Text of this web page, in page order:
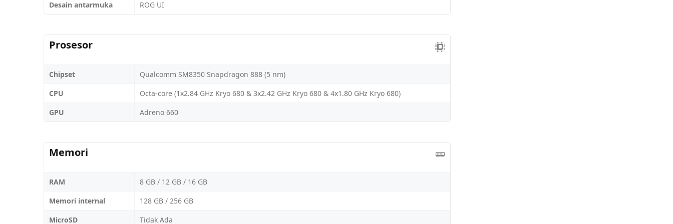
Desain antarmuka ROG UI
Prosesor
Chipset
Qualcomm SM8350 Snapdragon 888 (5 nm)
CPU
Octa-core (1x2.84 GHz Kryo 680 & 3x2.42 GHz Kryo 680 & 4x1.80 GHz Kryo 680)
GPU
Adreno 660
Memori
RAM
8 GB / 12 GB / 16 GB
Memori internal
128 GB / 256 GB
MicroSD
Tidak Ada